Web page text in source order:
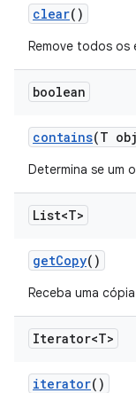
clear()
Remove todos os
boolean
contains(T
Determina se um
List<T>
getCopy()
Receba uma
Iterator<T>
iterator()